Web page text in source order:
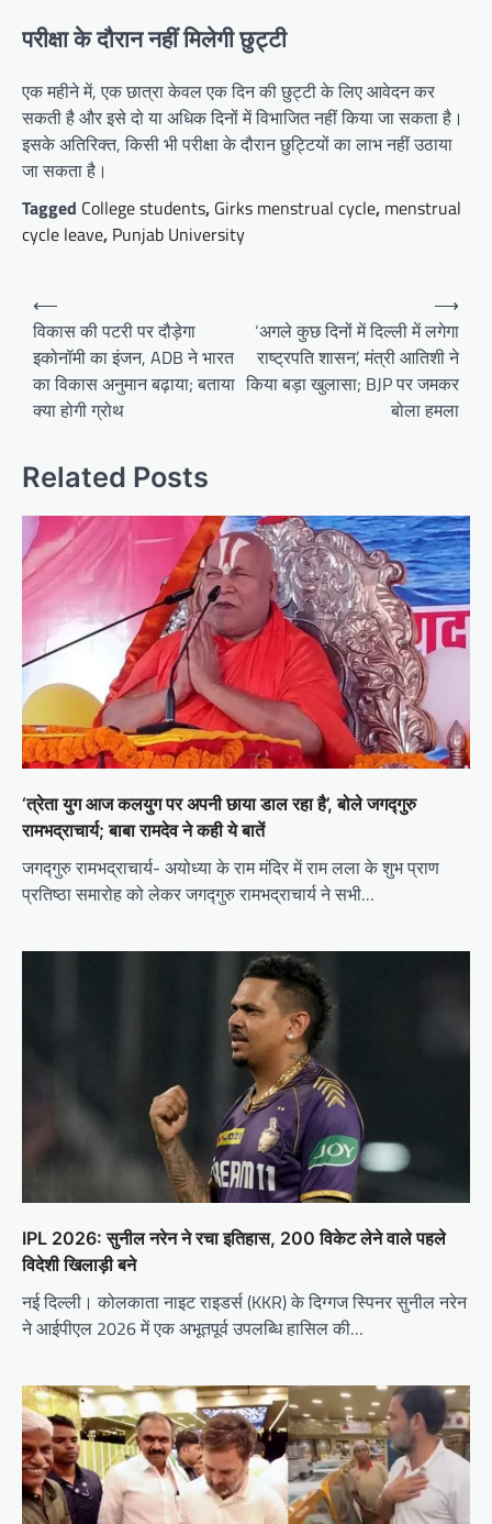
परीक्षा के दौरान नहीं मिलेगी छुट्टी
एक महीने में, एक छात्रा केवल एक दिन की छुट्टी के लिए आवेदन कर
सकती है और इसे दो या अधिक दिनों में विभाजित नहीं किया जा सकता है।
इसके अतिरिक्त, किसी भी परीक्षा के दौरान छुट्टियों का लाभ नहीं उठाया
जा सकता है।
Tagged College students, Girks menstrual cycle, menstrual
cycle leave, Punjab University
Post
navigation
⟵
विकास की पटरी पर दौड़ेगा
इकोनॉमी का इंजन, ADB ने भारत
का विकास अनुमान बढ़ाया; बताया
क्या होगी ग्रोथ
‘अगले कुछ दिनों में दिल्ली में लगेगा
राष्ट्रपति शासन’, मंत्री आतिशी ने
किया बड़ा खुलासा; BJP पर जमकर
बोला हमला
⟶
Related Posts
‘त्रेता युग आज कलयुग पर अपनी छाया डाल रहा है’, बोले जगद्गुरु
रामभद्राचार्य; बाबा रामदेव ने कही ये बातें
जगद्गुरु रामभद्राचार्य- अयोध्या के राम मंदिर में राम लला के शुभ प्राण
प्रतिष्ठा समारोह को लेकर जगद्गुरु रामभद्राचार्य ने सभी…
IPL 2026: सुनील नरेन ने रचा इतिहास, 200 विकेट लेने वाले पहले
विदेशी खिलाड़ी बने
नई दिल्ली। कोलकाता नाइट राइडर्स (KKR) के दिग्गज स्पिनर सुनील नरेन
ने आईपीएल 2026 में एक अभूतपूर्व उपलब्धि हासिल की…